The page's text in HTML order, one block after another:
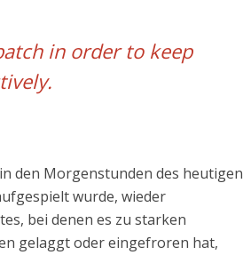
in order to keep
den Morgenstunden des heutigen
wurde, wieder
bei denen es zu starken
gelaggt oder eingefroren hat,